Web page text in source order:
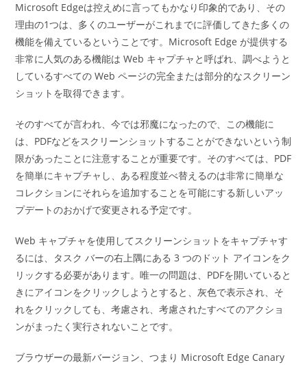
ゴ
リ
ー:
Microsoft Edgeは控えめに言ってもかなり印象的であり、その
理由の1つは、多くのユーザーがこれまでに評価してきた多くの
機能を備えているということです。Microsoft Edge が提供する
非常に人気のある機能は Web キャプチャと呼ばれ、調べようと
しているすべての Web ページの完全または部分的なスクリーン
ショットを取得できます。
そのすべてが言われ、今では邪魔になったので、この機能に
は、PDFなどをスクリーンショットすることができないという制
限があったことに注意することが重要です。そのすべては、PDF
を簡単にキャプチャし、ある程度並べ替えるのは非常に簡単な
コレクションにそれらを追加することを可能にする新しいアッ
プデートのおかげで変更される予定です。
Web キャプチャを使用してスクリーンショットをキャプチャす
るには、タスク バーの右上隅にある 3 つのドット アイコンをク
リックする必要があります。唯一の問題は、PDFを開いていると
きにアイコンをクリックしようとすると、灰色で表示され、そ
れをクリックしても、考慮され、考慮されたすべてのアクショ
ンがまったく実行されないことです。
ブラウザーの最新バージョン、つまり Microsoft Edge Canary